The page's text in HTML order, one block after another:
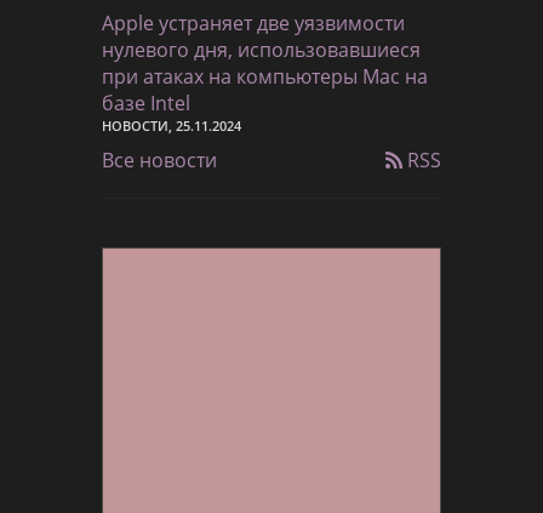
Apple устраняет две уязвимости
нулевого дня, использовавшиеся
при атаках на компьютеры Mac на
базе Intel
НОВОСТИ, 25.11.2024
Все новости RSS